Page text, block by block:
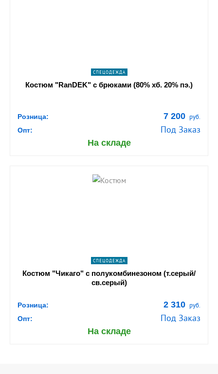
СПЕЦОДЕЖДА
Костюм "RanDEK" с брюками (80% хб. 20% пэ.)
Розница: 7 200 руб.
Опт: Под Заказ
На складе
shopping_cart В КОРЗИНУ
СПЕЦОДЕЖДА
Костюм "Чикаго" с полукомбинезоном (т.серый/
св.серый)
Розница: 2 310 руб.
Опт: Под Заказ
На складе